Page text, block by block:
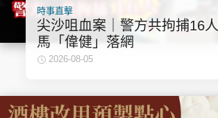
時事直擊
尖沙咀血案｜警方共拘捕16人 勝和頭
馬「偉健」落網
2026-08-05